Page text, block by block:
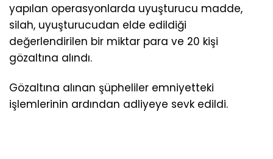
yapılan operasyonlarda uyuşturucu madde,
silah, uyuşturucudan elde edildiği
değerlendirilen bir miktar para ve 20 kişi
gözaltına alındı.
Gözaltına alınan şüpheliler emniyetteki
işlemlerinin ardından adliyeye sevk edildi.